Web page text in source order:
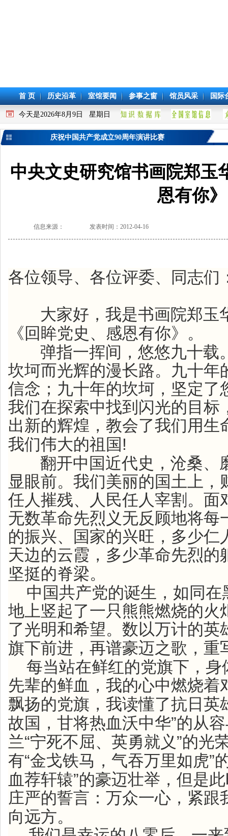
首 页 历史沿革 室馆要闻 参事之窗 馆员风采 国际
今天是2026年8月9日 星期日
庆祝中国共产党成立90周年演讲比赛
中央文史研究馆书画院郑玉
恩有你》
信息来源： 发表时间：2012-04-16
各位领导、各位评委、同志们
大家好，我是书画院郑玉
《回眸党史、感恩有你》。
弹指一挥间，悠悠九十载
坎坷而光辉的漫长路。九十年
信念；九十年的坎坷，坚定了
我们在探索中找到闪光的目标
出新的辉煌，教会了我们用生
我们伟大的祖国 !
翻开中国近代史，沧桑、
显眼前。我们美丽的国土上，
任人摧残、人民任人宰割。面
无数革命先烈义无反顾地将每
的振兴、国家的兴旺，多少仁
天边的云霞，多少革命先烈的
坚挺的脊梁。
中国共产党的诞生，如同
地上竖起了一只熊熊燃烧的火
了光明和希望。数以万计的英
旗下前进，再谱豪迈之歌，重
每当站在鲜红的党旗下，
先辈的鲜血，我的心中燃烧着
飘扬的党旗，我读懂了抗日英
故国，甘将热血沃中华”的从
兰“宁死不屈、英勇就义 ”的光
有“金戈铁马，气吞万里如虎”
血荐轩辕”的豪迈壮举，但是
庄严的誓言：万众一心，紧跟
向远方。